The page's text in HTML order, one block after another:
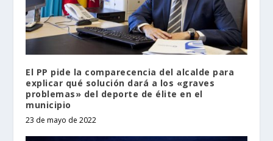
El PP pide la comparecencia del alcalde para
explicar qué solución dará a los «graves
problemas» del deporte de élite en el
municipio
23 de mayo de 2022